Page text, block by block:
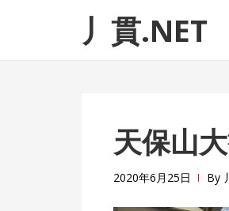
ゲ
テ丿貫.NET
天保山
2020年6月25日 By